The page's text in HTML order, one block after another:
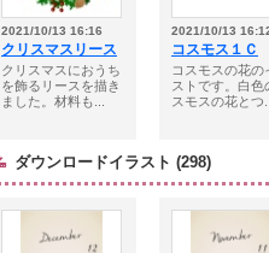
2021/10/13 16:16
クリスマスリース
クリスマスにおうち
を飾るリースを描き
ました。材料も...
2021/10/13
コスモス１Ｃ
コスモスの花の
ストです。白色
スモスの花とつ
ダウンロードイラスト (298)